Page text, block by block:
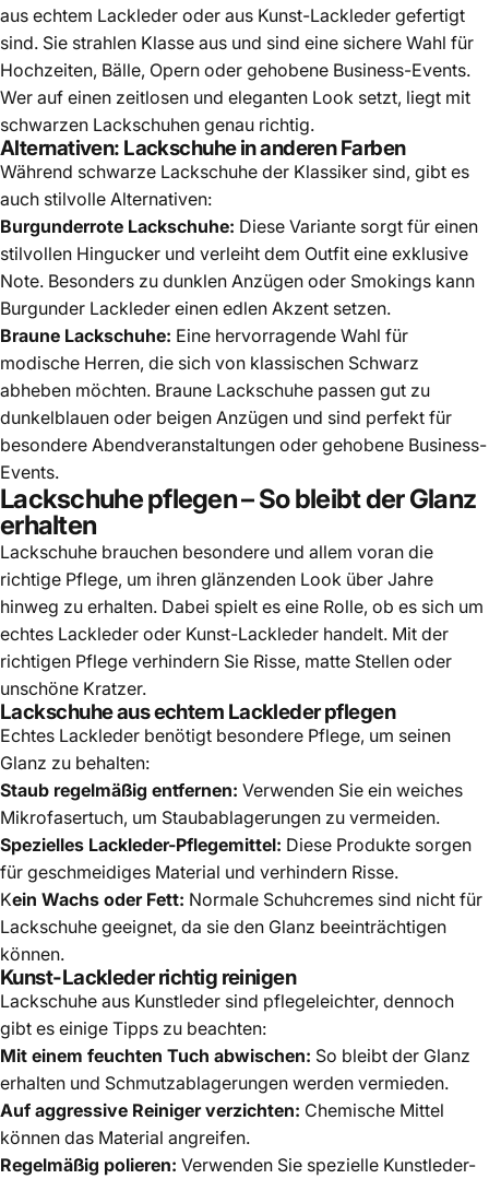
aus echtem Lackleder oder aus Kunst-Lackleder gefertigt
sind. Sie strahlen Klasse aus und sind eine sichere Wahl für
Hochzeiten, Bälle, Opern oder gehobene Business-Events.
Wer auf einen zeitlosen und eleganten Look setzt, liegt mit
schwarzen Lackschuhen genau richtig.
Alternativen: Lackschuhe in anderen Farben
Während schwarze Lackschuhe der Klassiker sind, gibt es
auch stilvolle Alternativen:
Burgunderrote Lackschuhe: Diese Variante sorgt für einen
stilvollen Hingucker und verleiht dem Outfit eine exklusive
Note. Besonders zu dunklen Anzügen oder Smokings kann
Burgunder Lackleder einen edlen Akzent setzen.
Braune Lackschuhe: Eine hervorragende Wahl für
modische Herren, die sich von klassischen Schwarz
abheben möchten. Braune Lackschuhe passen gut zu
dunkelblauen oder beigen Anzügen und sind perfekt für
besondere Abendveranstaltungen oder gehobene Business-
Events.
Lackschuhe pflegen– So bleibt der Glanz
erhalten
Lackschuhe brauchen besondere und allem voran die
richtige Pflege, um ihren glänzenden Look über Jahre
hinweg zu erhalten. Dabei spielt es eine Rolle, ob es sich um
echtes Lackleder oder Kunst-Lackleder handelt. Mit der
richtigen Pflege verhindern Sie Risse, matte Stellen oder
unschöne Kratzer.
Lackschuhe aus echtem Lackleder pflegen
Echtes Lackleder benötigt besondere Pflege, um seinen
Glanz zu behalten:
Staub regelmäßig entfernen: Verwenden Sie ein weiches
Mikrofasertuch, um Staubablagerungen zu vermeiden.
Spezielles Lackleder-Pflegemittel: Diese Produkte sorgen
für geschmeidiges Material und verhindern Risse.
Kein Wachs oder Fett: Normale Schuhcremes sind nicht für
Lackschuhe geeignet, da sie den Glanz beeinträchtigen
können.
Kunst-Lackleder richtig reinigen
Lackschuhe aus Kunstleder sind pflegeleichter, dennoch
gibt es einige Tipps zu beachten:
Mit einem feuchten Tuch abwischen: So bleibt der Glanz
erhalten und Schmutzablagerungen werden vermieden.
Auf aggressive Reiniger verzichten: Chemische Mittel
können das Material angreifen.
Regelmäßig polieren: Verwenden Sie spezielle Kunstleder-